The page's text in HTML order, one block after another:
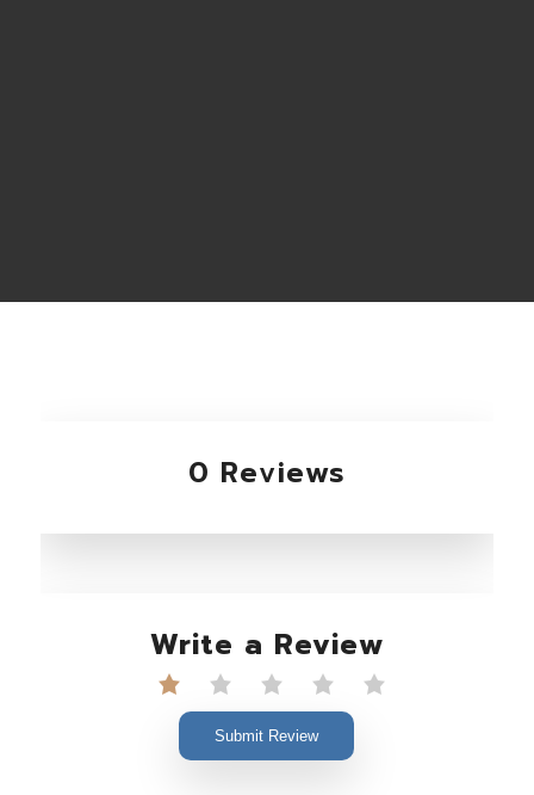
0 Reviews
Write a Review
Submit Review